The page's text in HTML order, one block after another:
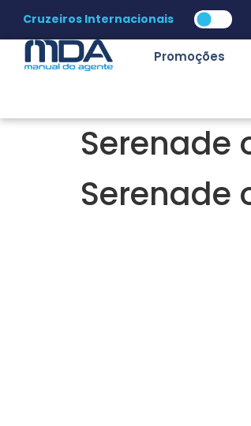
Cruzeiros Internacionais
Promoções
Serenade
Serenade